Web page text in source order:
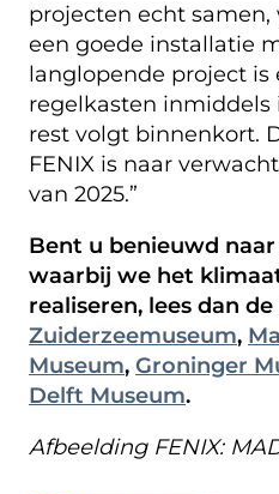
projecten echt
een goede installatie
langlopende project is
regelkasten inmiddels
rest volgt binnenkort.
FENIX is naar
van 2025.”
Bent u benieuwd
waarbij we het
realiseren, lees dan
Zuiderzeemuseum,
Museum, Groninger
Delft Museum.
Afbeelding FENIX: